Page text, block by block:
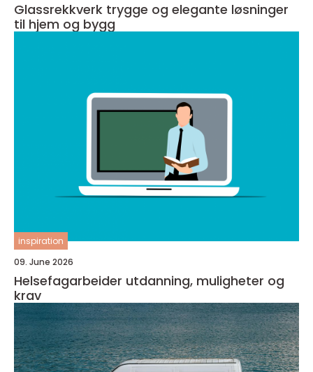
Glassrekkverk trygge og elegante løsninger
til hjem og bygg
inspiration
09. June 2026
Helsefagarbeider utdanning, muligheter og
krav